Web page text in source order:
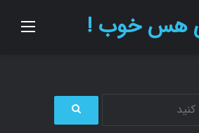
هس خوب !
ج